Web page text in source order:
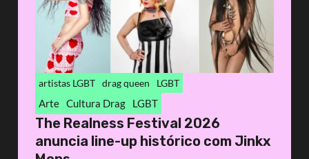
artistas LGBT drag queen LGBT
Arte Cultura Drag LGBT
The Realness Festival 2026
anuncia line-up histórico com Jinkx